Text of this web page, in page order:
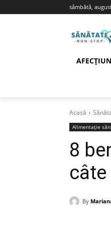
sâmbătă,
Acasă
Alimentație
8
By